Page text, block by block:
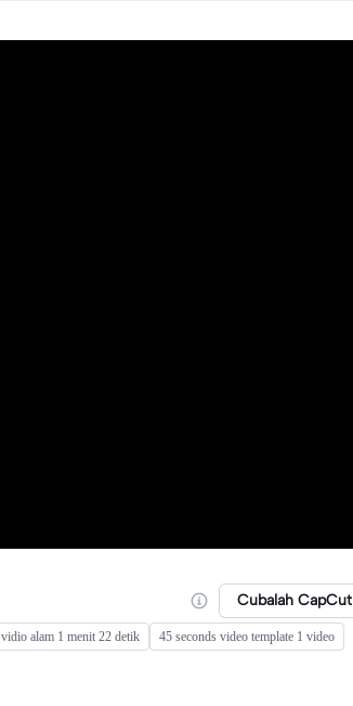
Cubalah CapCut
vidio alam 1 menit 22 detik
45 seconds video template 1 video